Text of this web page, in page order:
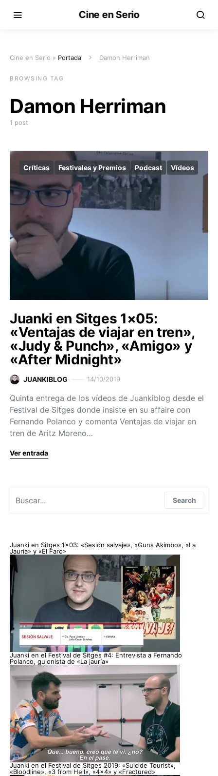
Cine en Serio
Cine en Serio » Portada Damon Herriman
BROWSING TAG
Damon Herriman
1 post
Críticas Festivales y Premios Podcast Vídeos
Juanki en Sitges 1×05:
«Ventajas de viajar en tren»,
«Judy & Punch», «Amigo» y
«After Midnight»
JUANKIBLOG 14/10/2019
Quinta entrega de los vídeos de Juankiblog desde el
Festival de Sitges donde insiste en su affaire con
Fernando Polanco y comenta Ventajas de viajar en
tren de Aritz Moreno…
Ver entrada
Search
Juanki en Sitges 1×03: «Sesión salvaje», «Guns Akimbo», «La
Jauría» y «El Faro»
Juanki en el Festival de Sitges #4: Entrevista a Fernando
Polanco, guionista de «La jauría»
Juanki en el Festival de Sitges 2019: «Suicide Tourist»,
«Bloodline», «3 from Hell», «4×4» y «Fractured»